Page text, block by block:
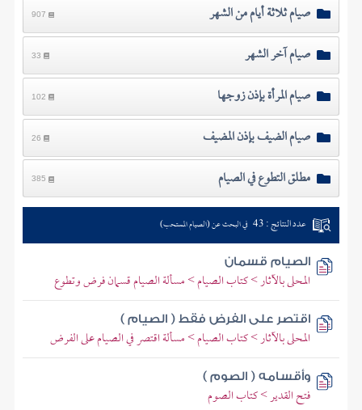
صيام ثلاثة أيام من الشهر 907
صيام آخر الشهر 33
صيام المرأة بإذن زوجها 102
صيام الضيف بإذن المضيف 26
مطلق التطوع في الصيام 385
عدد النتائج : 43 في البحث عن (الصيام المستحب)
الصيام قسمان
المحلى بالآثار > كتاب الصيام > مسألة الصيام قسمان فرض وتطوع
اقتصر على الفرض فقط ( الصيام )
المحلى بالآثار > كتاب الصيام > مسألة اقتصر في الصيام على الفرض
وأقسامه ( الصوم )
فتح القدير > كتاب الصوم